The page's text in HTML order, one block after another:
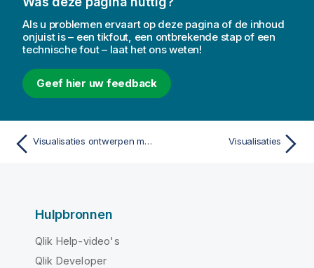
Als u problemen ervaart op deze pagina of de inhoud
onjuist is – een tikfout, een ontbrekende stap of een
technische fout – laat het ons weten!
Geef hier uw feedback
Visualisaties ontwerpen met Direct Discovery Visualisaties
Hulpbronnen
Qlik Help-video's
Qlik Developer